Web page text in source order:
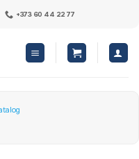
+373 60 44 22 77